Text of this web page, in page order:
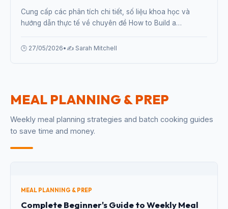
Cung cấp các phân tích chi tiết, số liệu khoa học và
hướng dẫn thực tế về chuyên đề How to Build a
chuyên gia.
🕒 27/05/2026• ✍️ Sarah Mitchell
MEAL PLANNING & PREP
Weekly meal planning strategies and batch cooking guides
to save time and money.
MEAL PLANNING & PREP
Complete Beginner's Guide to Weekly Meal